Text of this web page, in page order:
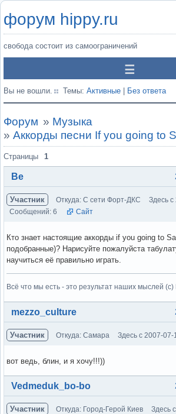
форум hippy.ru
свобода состоит из самоограничений
Вы не вошли. Темы: Активные Без ответа
Форум » Музыка
» Аккорды песни If you going to
Страницы 1
Be
Участник Откуда: С сети Форт-ДКС
Здесь
Сообщений: 6
Сайт
Кто знает настоящие аккорды if you going to
подобранные)? Нарисуйте пожалуйста
научиться её правильно играть.
Всё что мы есть - это результат наших мыслей (с)
Вне форума
mezzo_culture
Участник Откуда: Самара Здесь с 2007-07-
вот ведь, блин, и я хочу!!!))
Вне форума
Vedmeduk_bo-bo
Участник Откуда: Город-Герой Киев
Здесь